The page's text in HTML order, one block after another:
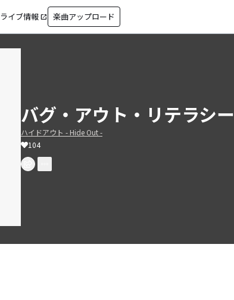
ライブ情報 open_in_new 楽曲アップロード
バグ・アウト・リテラシー
ハイドアウト - Hide Out -
104